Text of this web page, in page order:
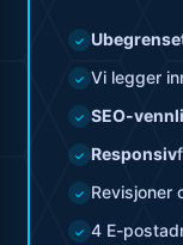
✓
✓ Vi legger
✓ SEO-
✓ Responsiv
✓ Revisjoner
✓ 4 E-